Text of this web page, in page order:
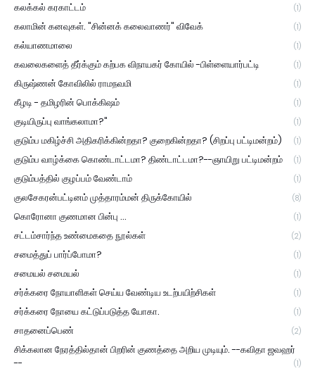
கலக்கல் கரகாட்டம் (1)
கலாமின் கனவுகள். "சின்னக் கலைவாணர்" விவேக் (1)
கல்யாணமாலை (1)
கவலைகளைத் தீர்க்கும் கற்பக விநாயகர் கோயில் -பிள்ளையார்பட்டி (1)
கிருஷ்ணன் கோவிலில் ராமநவமி (1)
கீழடி - தமிழரின் பொக்கிஷம் (1)
குடியிருப்பு வாங்கலாமா?" (1)
குடும்ப மகிழ்ச்சி அதிகரிக்கின்றதா? குறைகின்றதா? (சிறப்பு பட்டிமன்றம்) (1)
குடும்ப வாழ்க்கை கொண்டாட்டமா? திண்டாட்டமா?--ஞாயிறு பட்டிமன்றம் (1)
குடும்பத்தில் குழப்பம் வேண்டாம் (1)
குலசேகரன்பட்டினம் முத்தாரம்மன் திருக்கோயில் (8)
கொரோனா குணமான பின்பு ... (1)
சட்டம்சார்ந்த உண்மைகதை நூல்கள் (2)
சமைத்துப் பார்ப்போமா? (1)
சமையல் சமையல் (1)
சர்க்கரை நோயாளிகள் செய்ய வேண்டிய உடற்பயிற்சிகள் (1)
சர்க்கரை நோயை கட்டுப்படுத்த யோகா. (1)
சாதனைப்பெண் (2)
சிக்கலான நேரத்தில்தான் பிறரின் குணத்தை அறிய முடியும். --கவிதா ஜவஹர்
--
(1)